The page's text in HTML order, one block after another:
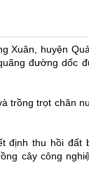
Xuân, huyện
đường dốc
trồng trọt chăn
định thu hồi đất
cây công